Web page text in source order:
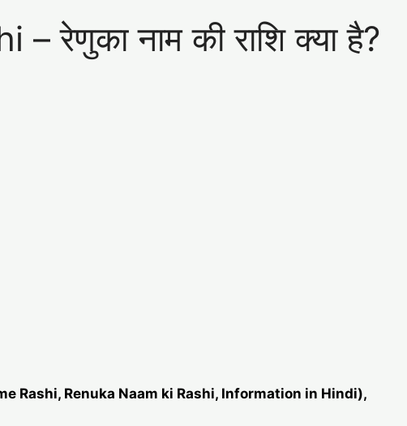
रेणुका नाम की राशि क्या है?
Rashi, Renuka Naam ki Rashi, Information in Hindi),